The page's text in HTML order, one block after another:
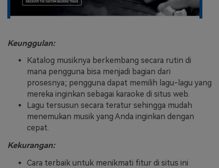
Keunggulan:
Katalog musiknya berkembang secara rutin di
mana pengguna bisa menjadi bagian dari
prosesnya; pengguna dapat memilih lagu-lagu yang
mereka inginkan sebagai karaoke di situs web.
Lagu tersusun secara teratur sehingga mudah
menemukan musik yang Anda inginkan dengan
cepat.
Kekurangan:
Cara terbaik untuk menikmati fitur di situs ini